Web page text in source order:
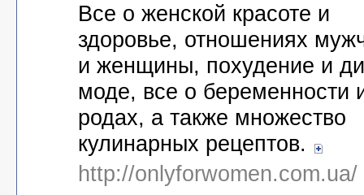
Все о женской красоте и
здоровье, отношениях
и женщины, похудение и
моде, все о беременности
родах, а также множество
кулинарных рецептов.
http://onlyforwomen.com.ua/